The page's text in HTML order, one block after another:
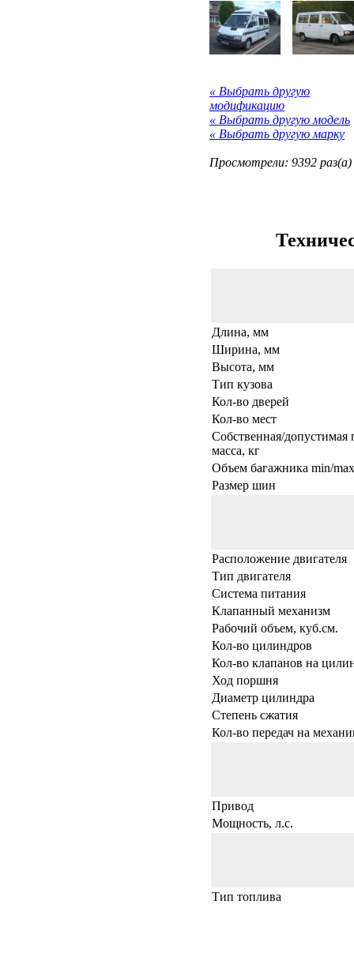
« Выбрать другую
модификацию
« Выбрать другую модель
« Выбрать другую марку
Просмотрели: 9392 раз(а)
Длина, мм
Ширина, мм
Высота, мм
Тип кузова
Кол-во дверей
Кол-во мест
Собственная/допустимая
масса, кг
Объем багажника min/
Размер шин
Расположение двигателя
Тип двигателя
Система питания
Клапанный механизм
Рабочий объем, куб.см.
Кол-во цилиндров
Кол-во клапанов на
Ход поршня
Диаметр цилиндра
Степень сжатия
Кол-во передач на
Привод
Мощность, л.с.
Тип топлива